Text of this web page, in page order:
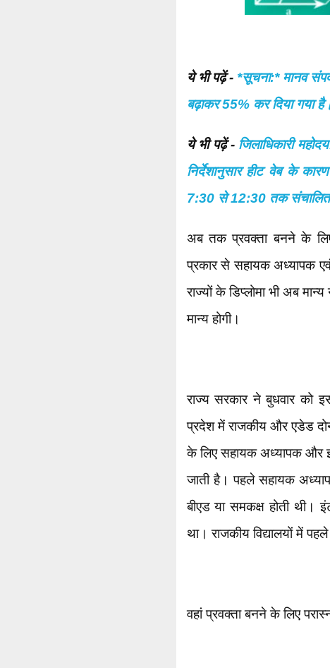
ये भी पढ़ें - *सूचना:* मानव
बढ़ाकर 55% कर दिया गया
ये भी पढ़ें - जिलाधिकारी
निर्देशानुसार हीट वेब के
7:30 से 12:30 तक
अब तक प्रवक्ता बनने के लिए
प्रकार से सहायक अध्यापक
राज्यों के डिप्लोमा भी अब
मान्य होगी।
राज्य सरकार ने बुधवार को
प्रदेश में राजकीय और एडेड
के लिए सहायक अध्यापक और
जाती है। पहले सहायक
बीएड या समकक्ष होती थी।
था। राजकीय विद्यालयों में
वहां प्रवक्ता बनने के लिए